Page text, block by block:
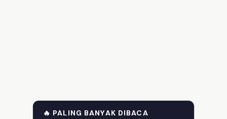
🔥 PALING BANYAK DIBACA